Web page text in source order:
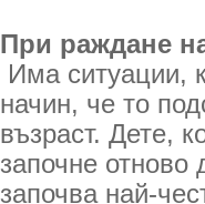
При раждане
Има ситуации,
начин, че то
възраст. Дете,
започне отново
започва най-